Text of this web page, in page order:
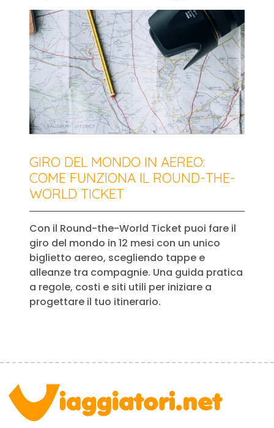
GIRO DEL MONDO IN AEREO:
COME FUNZIONA IL ROUND-THE-
WORLD TICKET
Con il Round-the-World Ticket puoi fare il
giro del mondo in 12 mesi con un unico
biglietto aereo, scegliendo tappe e
alleanze tra compagnie. Una guida pratica
a regole, costi e siti utili per iniziare a
progettare il tuo itinerario.